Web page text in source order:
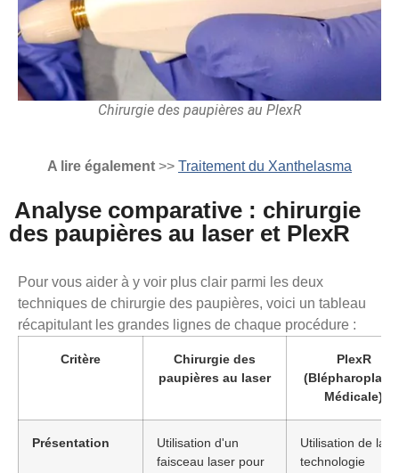
Chirurgie des paupières au PlexR
A lire également >> Traitement du Xanthelasma
Analyse comparative : chirurgie
des paupières au laser et PlexR
Pour vous aider à y voir plus clair parmi les deux
techniques de chirurgie des paupières, voici un tableau
récapitulant les grandes lignes de chaque procédure :
Critère
Chirurgie des
paupières au laser
PlexR
Médicale)
Présentation
Utilisation d'un
faisceau laser pour
Utilisation de la
technologie